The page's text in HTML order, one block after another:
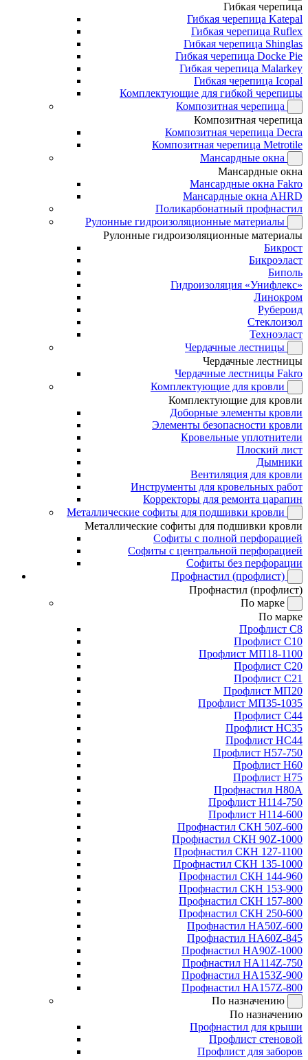
Гибкая черепица
Гибкая черепица Katepal
Гибкая черепица Ruflex
Гибкая черепица Shinglas
Гибкая черепица Docke Pie
Гибкая черепица Malarkey
Гибкая черепица Icopal
Комплектующие для гибкой черепицы
Композитная черепица
Композитная черепица
Композитная черепица Decra
Композитная черепица Metrotile
Мансардные окна
Мансардные окна
Мансардные окна Fakro
Мансардные окна AHRD
Поликарбонатный профнастил
Рулонные гидроизоляционные материалы
Рулонные гидроизоляционные материалы
Бикрост
Бикроэласт
Биполь
Гидроизоляция «Унифлекс»
Линокром
Рубероид
Стеклоизол
Техноэласт
Чердачные лестницы
Чердачные лестницы
Чердачные лестницы Fakro
Комплектующие для кровли
Комплектующие для кровли
Доборные элементы кровли
Элементы безопасности кровли
Кровельные уплотнители
Плоский лист
Дымники
Вентиляция для кровли
Инструменты для кровельных работ
Корректоры для ремонта царапин
Металлические софиты для подшивки кровли
Металлические софиты для подшивки кровли
Софиты с полной перфорацией
Софиты с центральной перфорацией
Софиты без перфорации
Профнастил (профлист)
Профнастил (профлист)
По марке
По марке
Профлист С8
Профлист С10
Профлист МП18-1100
Профлист С20
Профлист С21
Профлист МП20
Профлист МП35-1035
Профлист С44
Профлист НС35
Профлист НС44
Профлист Н57-750
Профлист Н60
Профлист Н75
Профнастил Н80А
Профлист Н114-750
Профлист Н114-600
Профнастил СКН 50Z-600
Профнастил СКН 90Z-1000
Профнастил СКН 127-1100
Профнастил СКН 135-1000
Профнастил СКН 144-960
Профнастил СКН 153-900
Профнастил СКН 157-800
Профнастил СКН 250-600
Профнастил НА50Z-600
Профнастил НА60Z-845
Профнастил НА90Z-1000
Профнастил НА114Z-750
Профнастил НА153Z-900
Профнастил НА157Z-800
По назначению
По назначению
Профнастил для крыши
Профлист стеновой
Профлист для заборов